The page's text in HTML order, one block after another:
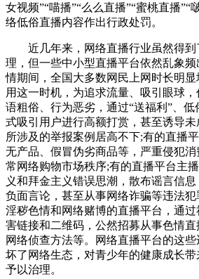
女视频”“喵播”“么么直播”“蜜桃直播”“
络低俗直播内容作出行政处罚。
近几年来，网络直播行业虽然得到
理，但一些中小型直播平台依然乱象
情期间，全国大多数网民上网时长明显
用这一时机，为追求流量、吸引眼球
语粗俗、行为恶劣，通过“送福利”、
式吸引用户进行高额打赏，甚至诱导未
所涉及的举报案例居高不下;有的直播
无产品、假冒伪劣商品等，严重侵犯
常网络购物市场秩序;有的直播平台主
义和拜金主义错误思潮，散布谣言信
负面言论，甚至从事网络诈骗等违法
淫秽色情和网络赌博的直播平台，通
害链接和二维码，公然招募从事色情
网络侦查方法等。网络直播平台的这
坏了网络生态，对青少年的健康成长
予以治理。